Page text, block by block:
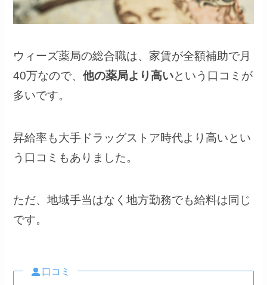
ウィーズ薬局の総合職は、家賃が全額補助で月
40万なので、他の薬局より高いという口コミが
多いです。
昇給率も大手ドラッグストア時代より高いとい
う口コミもありました。
ただ、地域手当はなく地方勤務でも給料は同じ
です。
口コミ